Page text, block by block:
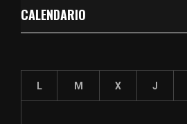
CALENDARIO
L M X J